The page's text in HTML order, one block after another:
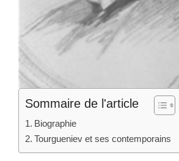
Sommaire de l'article
Biographie
Tourgueniev et ses contemporains